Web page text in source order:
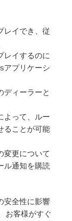
レイでき、従
レイするのに
アプリケーシ
ディーラーと
よって、ルー
ることが可能
変更について
ル通知を購読
安全性に影響
お客様がすぐ